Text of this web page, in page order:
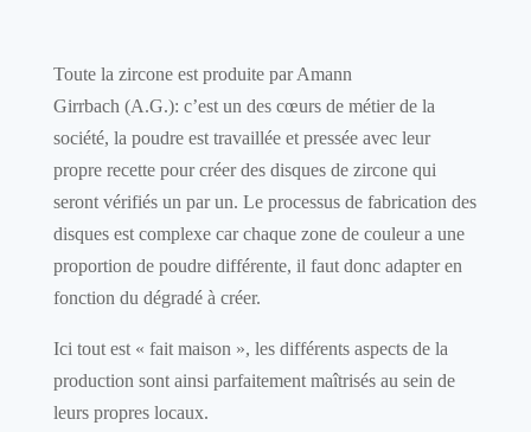
Toute la zircone est produite par Amann
Girrbach (A.G.): c’est un des cœurs de métier de la
société, la poudre est travaillée et pressée avec leur
propre recette pour créer des disques de zircone qui
seront vérifiés un par un. Le processus de fabrication des
disques est complexe car chaque zone de couleur a une
proportion de poudre différente, il faut donc adapter en
fonction du dégradé à créer.
Ici tout est « fait maison », les différents aspects de la
production sont ainsi parfaitement maîtrisés au sein de
leurs propres locaux.